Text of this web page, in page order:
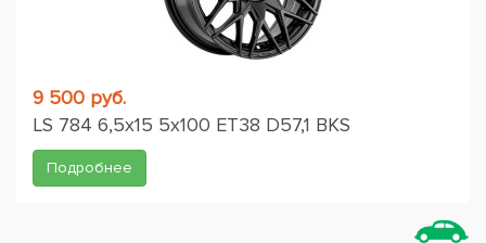
9 500 руб.
LS 784 6,5x15 5x100 ET38 D57,1 BKS
Подробнее